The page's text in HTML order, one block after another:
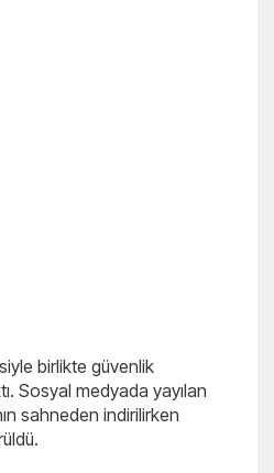
birlikte güvenlik
Sosyal medyada yayılan
sahneden indirilirken